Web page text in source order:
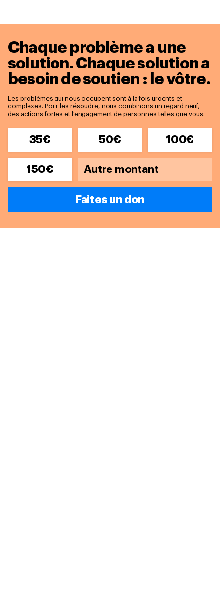
Chaque problème a une
solution.Chaque solution a
besoin de soutien : le vôtre.
Les problèmes qui nous occupent sont à la fois urgents et
complexes. Pour les résoudre, nous combinons un regard neuf,
des actions fortes et l'engagement de personnes telles que vous.
35€ 50€ 100€
150€
Faites un don